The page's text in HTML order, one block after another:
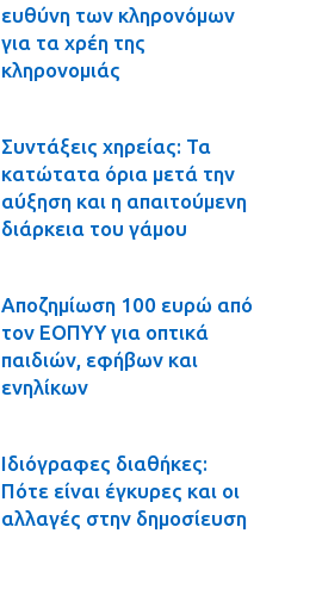
ευθύνη των κληρονόμων
για τα χρέη της
κληρονομιάς
Συντάξεις χηρείας: Τα
κατώτατα όρια μετά την
αύξηση και η απαιτούμενη
διάρκεια του γάμου
Αποζημίωση 100 ευρώ από
τον ΕΟΠΥΥ για οπτικά
παιδιών, εφήβων και
ενηλίκων
Ιδιόγραφες διαθήκες:
Πότε είναι έγκυρες και οι
αλλαγές στην δημοσίευση